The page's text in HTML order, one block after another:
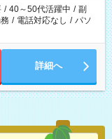
/ 40～50代活躍中 / 副
/ 電話対応なし / パソ
詳細へ